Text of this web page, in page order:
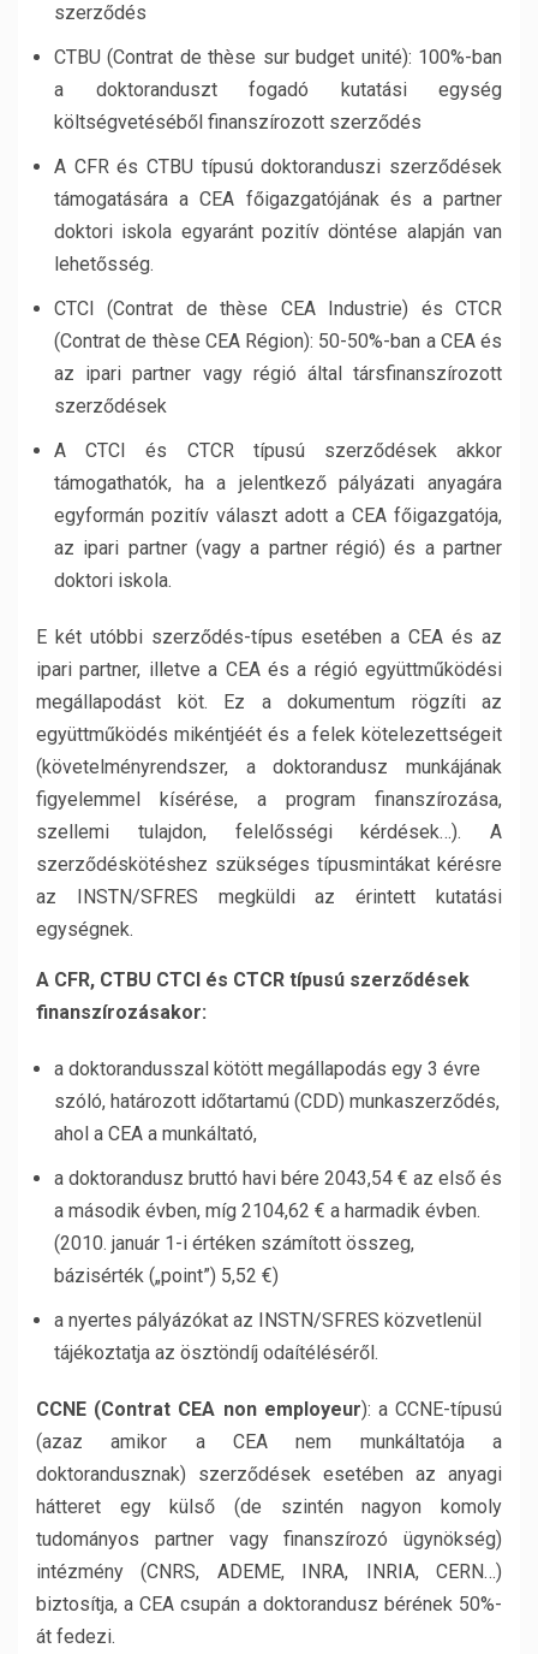
szerződés
CTBU (Contrat de thèse sur budget unité): 100%-ban
a doktoranduszt fogadó kutatási egység
költségvetéséből finanszírozott szerződés
A CFR és CTBU típusú doktoranduszi szerződések
támogatására a CEA főigazgatójának és a partner
doktori iskola egyaránt pozitív döntése alapján van
lehetősség.
CTCI (Contrat de thèse CEA Industrie) és CTCR
(Contrat de thèse CEA Région): 50-50%-ban a CEA és
az ipari partner vagy régió által társfinanszírozott
szerződések
A CTCI és CTCR típusú szerződések akkor
támogathatók, ha a jelentkező pályázati anyagára
egyformán pozitív választ adott a CEA főigazgatója,
az ipari partner (vagy a partner régió) és a partner
doktori iskola.
E két utóbbi szerződés-típus esetében a CEA és az
ipari partner, illetve a CEA és a régió együttműködési
megállapodást köt. Ez a dokumentum rögzíti az
együttműködés mikéntjéét és a felek kötelezettségeit
(követelményrendszer, a doktorandusz munkájának
figyelemmel kísérése, a program finanszírozása,
szellemi tulajdon, felelősségi kérdések…). A
szerződéskötéshez szükséges típusmintákat kérésre
az INSTN/SFRES megküldi az érintett kutatási
egységnek.
A CFR, CTBU CTCI és CTCR típusú szerződések
finanszírozásakor:
a doktorandusszal kötött megállapodás egy 3 évre
szóló, határozott időtartamú (CDD) munkaszerződés,
ahol a CEA a munkáltató,
a doktorandusz bruttó havi bére 2043,54 € az első és
a második évben, míg 2104,62 € a harmadik évben.
(2010. január 1-i értéken számított összeg,
bázisérték („point”) 5,52 €)
a nyertes pályázókat az INSTN/SFRES közvetlenül
tájékoztatja az ösztöndíj odaítéléséről.
CCNE (Contrat CEA non employeur): a CCNE-típusú
(azaz amikor a CEA nem munkáltatója a
doktorandusznak) szerződések esetében az anyagi
hátteret egy külső (de szintén nagyon komoly
tudományos partner vagy finanszírozó ügynökség)
intézmény (CNRS, ADEME, INRA, INRIA, CERN…)
biztosítja, a CEA csupán a doktorandusz bérének 50%-
át fedezi.